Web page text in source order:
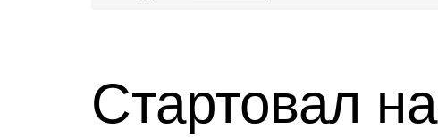
Стартовал